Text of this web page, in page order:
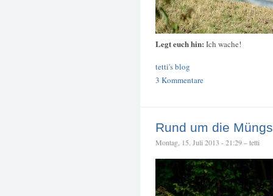
Legt euch hin: Ich wache!
tetti's blog
3 Kommentare
Rund um die
Montag, 15. Juli 2013 - 21:29 – tetti